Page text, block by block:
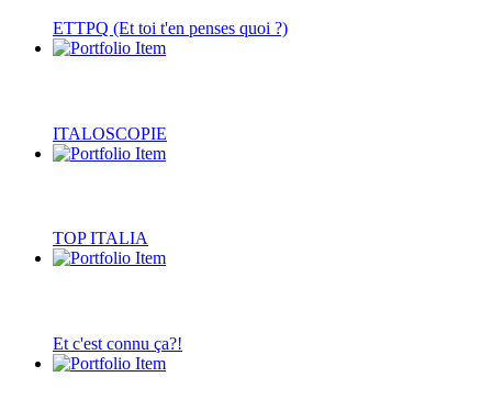
ETTPQ (Et toi t'en penses quoi ?)
ITALOSCOPIE
TOP ITALIA
Et c'est connu ça?!